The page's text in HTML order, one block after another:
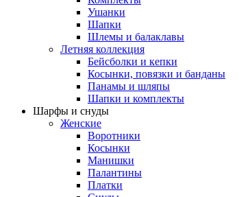
Ушанки
Шапки
Шлемы и балаклавы
Летняя коллекция
Бейсболки и кепки
Косынки, повязки и банданы
Панамы и шляпы
Шапки и комплекты
Шарфы и снуды
Женские
Воротники
Косынки
Манишки
Палантины
Платки